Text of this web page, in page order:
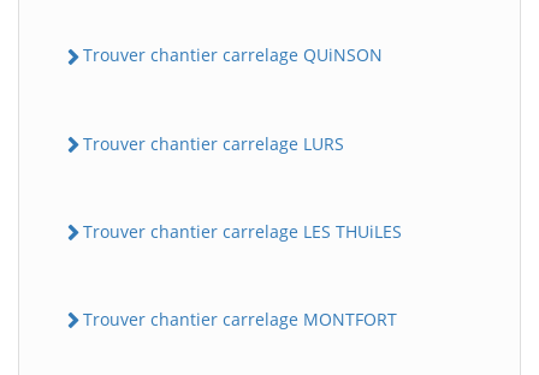
Trouver chantier carrelage QUiNSON
Trouver chantier carrelage LURS
Trouver chantier carrelage LES THUiLES
Trouver chantier carrelage MONTFORT